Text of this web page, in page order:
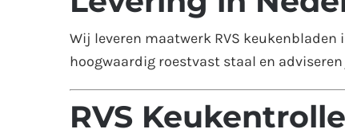
Wij leveren maatwerk RVS keukenbladen
hoogwaardig roestvast staal en
RVS